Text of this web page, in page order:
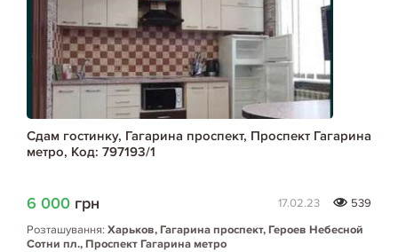
Сдам гостинку, Гагарина проспект, Проспект Гагарина
метро, Код: 797193/1
6 000 грн 17.02.23
539
Розташування: Харьков, Гагарина проспект, Героев Небесной
Сотни пл., Проспект Гагарина метро